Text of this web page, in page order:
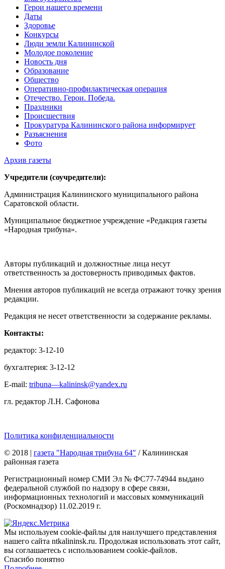
Герои нашего времени
Даты
Здоровье
Конкурсы
Люди земли Калининской
Молодое поколение
Новость дня
Образование
Общество
Оперативно-профилактическая операция
Отечество. Герои. Победа.
Праздники
Происшествия
Прокуратура Калининского района информирует
Разъяснения
Фото
Архив газеты
Учредители (соучредители):
Администрация Калининского муниципального района
Саратовской области.
Муниципальное бюджетное учреждение «Редакция газеты
«Народная трибуна».
Авторы публикаций и должностные лица несут
ответственность за достоверность приводимых фактов.
Мнения авторов публикаций не всегда отражают точку зрения
редакции.
Редакция не несет ответственности за содержание рекламы.
Контакты:
редактор: 3-12-10
бухгалтерия: 3-12-12
E-mail: tribuna—kalininsk@yandex.ru
гл. редактор Л.Н. Сафонова
Политика конфиденциальности
© 2018 | газета "Народная трибуна 64" / Калининская
районная газета
Регистрационный номер СМИ Эл № ФС77-74944 выдано
федеральной службой по надзору в сфере связи,
информационных технологий и массовых коммуникаций
(Роскомнадзор) 11.02.2019 г.
Мы используем cookie-файлы для наилучшего представления
нашего сайта ntkalininsk.ru. Продолжая использовать этот сайт,
вы соглашаетесь с использованием cookie-файлов.
Спасибо понятно